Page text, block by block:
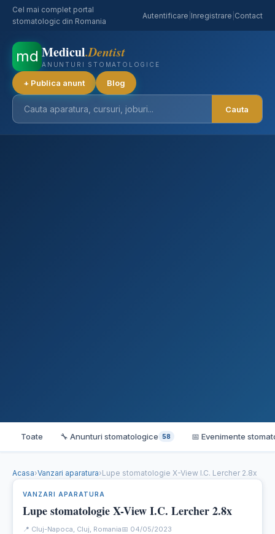
Cel mai complet portal
stomatologic din Romania
Autentificare Inregistrare Contact
md Medicul.Dentist
ANUNTURI STOMATOLOGICE
Cauta
+ Publica anunt Blog
Toate 🔧 Anunturi stomatologice 58 📅 Evenimente
Acasa›Vanzari aparatura›Lupe stomatologie X-View I.C. Lercher 2.8x
VANZARI APARATURA
Lupe stomatologie X-View I.C. Lercher 2.8x
📍 Cluj-Napoca, Cluj, Romania📅 04/05/2023